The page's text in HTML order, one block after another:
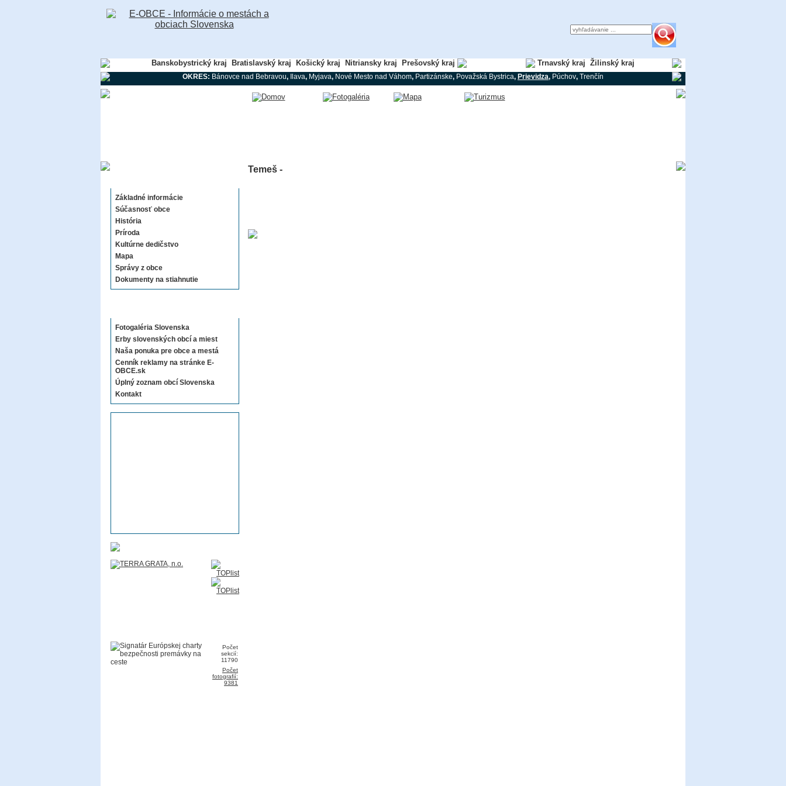
Banskobystrický kraj Bratislavský kraj Košický kraj Nitriansky kraj Prešovský kraj Trnavský kraj Žilinský kraj
OKRES: Bánovce nad Bebravou, Ilava, Myjava, Nové Mesto nad Váhom, Partizánske, Považská Bystrica, Prievidza, Púchov, Trenčín
Základné informácie
Súčasnosť obce
História
Príroda
Kultúrne dedičstvo
Mapa
Správy z obce
Dokumenty na stiahnutie
Fotogaléria Slovenska
Erby slovenských obcí a miest
Naša ponuka pre obce a mestá
Cenník reklamy na stránke E-
OBCE.sk
Úplný zoznam obcí Slovenska
Kontakt
Počet
sekcií:
11790
Počet
fotografií:
9381
Temeš -